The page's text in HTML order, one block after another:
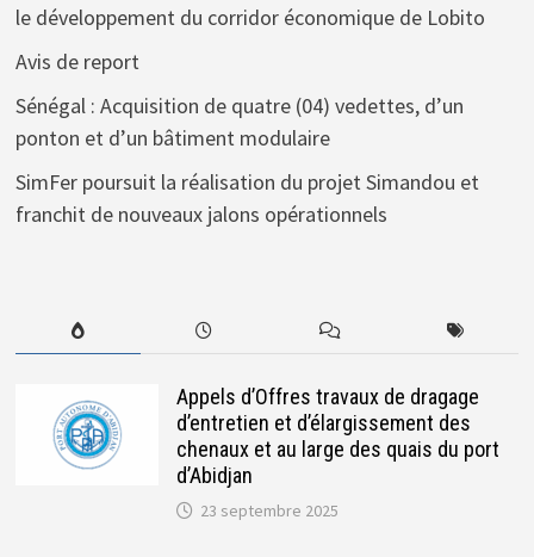
le développement du corridor économique de Lobito
Avis de report
Sénégal : Acquisition de quatre (04) vedettes, d’un
ponton et d’un bâtiment modulaire
SimFer poursuit la réalisation du projet Simandou et
franchit de nouveaux jalons opérationnels
Appels d’Offres travaux de dragage
d’entretien et d’élargissement des
chenaux et au large des quais du port
d’Abidjan
23 septembre 2025